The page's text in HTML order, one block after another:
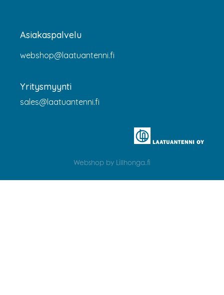
Asiakaspalvelu
webshop@laatuantenni.fi
Yritysmyynti
sales@laatuantenni.fi
Webshop by Lillhonga.fi